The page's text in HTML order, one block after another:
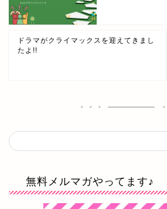
ドラマがクライマックスを迎えてきまし
たよ!!
無料メルマガやってます♪